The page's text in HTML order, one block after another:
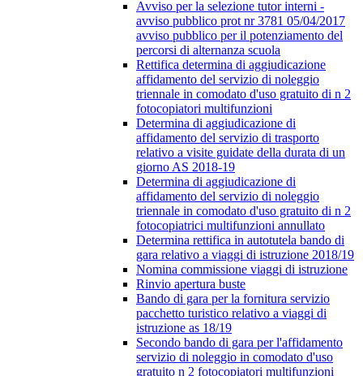
Avviso per la selezione tutor interni -
avviso pubblico prot nr 3781 05/04/2017
avviso pubblico per il potenziamento del
percorsi di alternanza scuola
Rettifica determina di aggiudicazione
affidamento del servizio di noleggio
triennale in comodato d'uso gratuito di n 2
fotocopiatori multifunzioni
Determina di aggiudicazione di
affidamento del servizio di trasporto
relativo a visite guidate della durata di un
giorno AS 2018-19
Determina di aggiudicazione di
affidamento del servizio di noleggio
triennale in comodato d'uso gratuito di n 2
fotocopiatrici multifunzioni annullato
Determina rettifica in autotutela bando di
gara relativo a viaggi di istruzione 2018/19
Nomina commissione viaggi di istruzione
Rinvio apertura buste
Bando di gara per la fornitura servizio
pacchetto turistico relativo a viaggi di
istruzione as 18/19
Secondo bando di gara per l'affidamento
servizio di noleggio in comodato d'uso
gratuito n 2 fotocopiatori multifunzioni